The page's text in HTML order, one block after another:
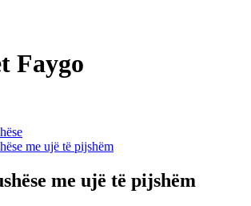
Faygo
me ujë të pijshëm
me ujë të pijshëm